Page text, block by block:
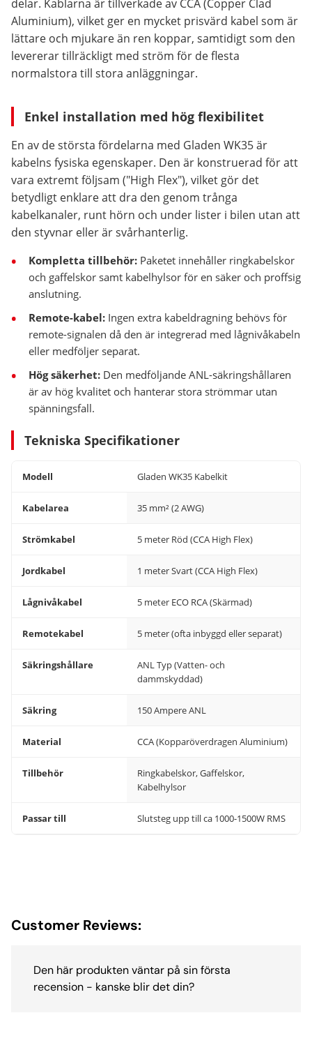
delar. Kablarna är tillverkade av CCA (Copper Clad
Aluminium), vilket ger en mycket prisvärd kabel som är
lättare och mjukare än ren koppar, samtidigt som den
levererar tillräckligt med ström för de flesta
normalstora till stora anläggningar.
Enkel installation med hög flexibilitet
En av de största fördelarna med Gladen WK35 är
kabelns fysiska egenskaper. Den är konstruerad för att
vara extremt följsam ("High Flex"), vilket gör det
betydligt enklare att dra den genom trånga
kabelkanaler, runt hörn och under lister i bilen utan att
den styvnar eller är svårhanterlig.
Kompletta tillbehör: Paketet innehåller ringkabelskor
och gaffelskor samt kabelhylsor för en säker och proffsig
anslutning.
Remote-kabel: Ingen extra kabeldragning behövs för
remote-signalen då den är integrerad med lågnivåkabeln
eller medföljer separat.
Hög säkerhet: Den medföljande ANL-säkringshållaren
är av hög kvalitet och hanterar stora strömmar utan
spänningsfall.
Tekniska Specifikationer
Modell Gladen WK35 Kabelkit
Kabelarea 35 mm² (2 AWG)
Strömkabel 5 meter Röd (CCA High Flex)
Jordkabel 1 meter Svart (CCA High Flex)
Lågnivåkabel 5 meter ECO RCA (Skärmad)
Remotekabel 5 meter (ofta inbyggd eller separat)
Säkringshållare
ANL Typ (Vatten- och
dammskyddad)
Säkring 150 Ampere ANL
Material CCA (Kopparöverdragen Aluminium)
Tillbehör
Ringkabelskor, Gaffelskor,
Kabelhylsor
Passar till Slutsteg upp till ca 1000-1500W RMS
Customer Reviews:
Den här produkten väntar på sin första
recension - kanske blir det din?